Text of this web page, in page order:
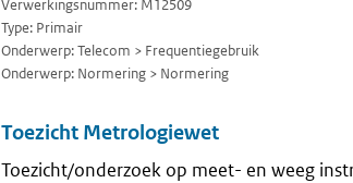
Verwerkingsnummer: M12509
Type: Primair
Onderwerp: Telecom > Frequentiegebruik
Onderwerp: Normering > Normering
Toezicht Metrologiewet
Toezicht/onderzoek op meet- en weeg